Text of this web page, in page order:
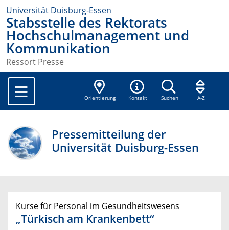
Universität Duisburg-Essen
Stabsstelle des Rektorats
Hochschulmanagement und
Kommunikation
Ressort Presse
Orientierung Kontakt Suchen A-Z
Pressemitteilung der
Universität Duisburg-Essen
Kurse für Personal im Gesundheitswesens
„Türkisch am Krankenbett“